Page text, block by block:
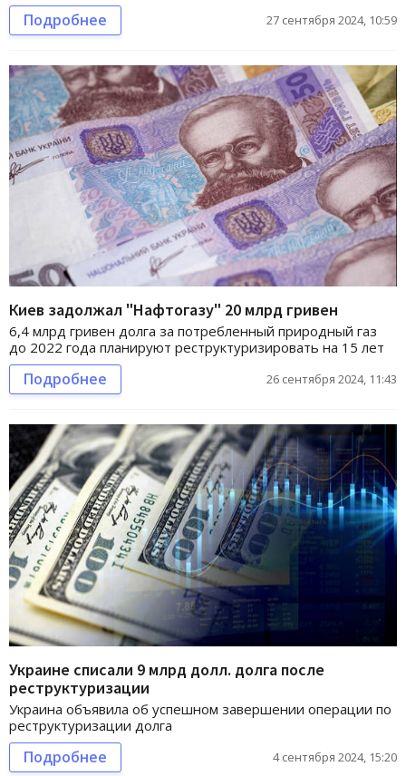
Подробнее 27 сентября 2024, 10:59
Киев задолжал "Нафтогазу" 20 млрд гривен
6,4 млрд гривен долга за потребленный природный газ
до 2022 года планируют реструктуризировать на 15 лет
Подробнее 26 сентября 2024, 11:43
Украине списали 9 млрд долл. долга после
реструктуризации
Украина объявила об успешном завершении операции по
реструктуризации долга
Подробнее 4 сентября 2024, 15:20